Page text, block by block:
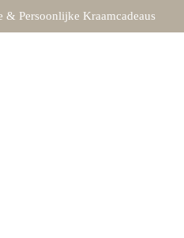
& Persoonlijke Kraamcadeaus